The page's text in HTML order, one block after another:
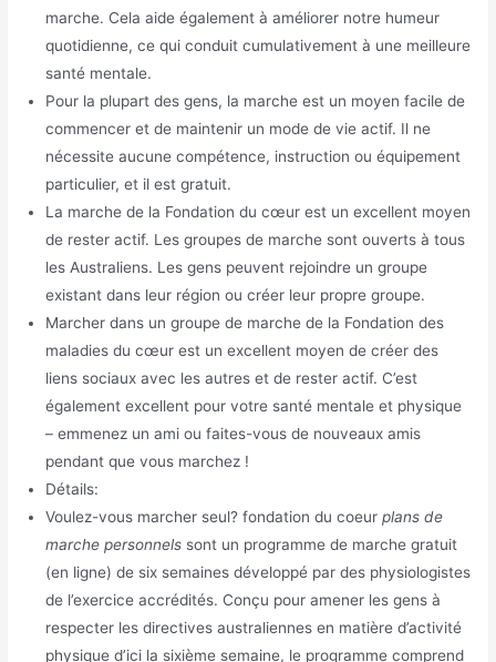
marche. Cela aide également à améliorer notre humeur
quotidienne, ce qui conduit cumulativement à une meilleure
santé mentale.
Pour la plupart des gens, la marche est un moyen facile de
commencer et de maintenir un mode de vie actif. Il ne
nécessite aucune compétence, instruction ou équipement
particulier, et il est gratuit.
La marche de la Fondation du cœur est un excellent moyen
de rester actif. Les groupes de marche sont ouverts à tous
les Australiens. Les gens peuvent rejoindre un groupe
existant dans leur région ou créer leur propre groupe.
Marcher dans un groupe de marche de la Fondation des
maladies du cœur est un excellent moyen de créer des
liens sociaux avec les autres et de rester actif. C’est
également excellent pour votre santé mentale et physique
– emmenez un ami ou faites-vous de nouveaux amis
pendant que vous marchez !
Détails:
Voulez-vous marcher seul? fondation du coeurplans de
marche personnels sont un programme de marche gratuit
(en ligne) de six semaines développé par des physiologistes
de l’exercice accrédités. Conçu pour amener les gens à
respecter les directives australiennes en matière d’activité
physique d’ici la sixième semaine, le programme comprend